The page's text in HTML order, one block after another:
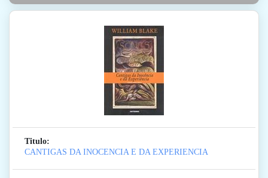
Titulo:
CANTIGAS DA INOCENCIA E DA EXPERIENCIA